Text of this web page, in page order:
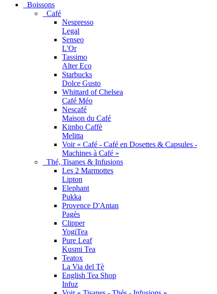
Boissons
Café
Nespresso
Legal
Senseo
L'Or
Tassimo
Alter Eco
Starbucks
Dolce Gusto
Whittard of Chelsea
Café Méo
Nescafé
Maison du Café
Kimbo Caffè
Melitta
Voir « Café - Café en Dosettes & Capsules -
Machines à Café »
Thé, Tisanes & Infusions
Les 2 Marmottes
Lipton
Elephant
Pukka
Provence D'Antan
Pagès
Clipper
YogiTea
Pure Leaf
Kusmi Tea
Teatox
La Via del Tè
English Tea Shop
Infuz